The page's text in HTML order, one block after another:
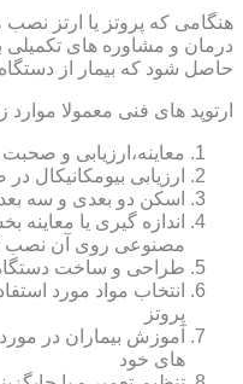
هنگامی که پروتز یا ارتز
درمان و مشاوره های تکمیلی
حاصل شود که بیمار از
ارتوپد های فنی معمولا موارد
معاینه،ارزیابی و صحبت
ارزیابی بیومکانیکال
اسکن دو بعدی و سه
اندازه گیری یا معاینه
مصنوعی روی آن نصب
طراحی و ساخت دستگاه
انتخاب مواد مورد
پروتز
آموزش بیماران در
های خود